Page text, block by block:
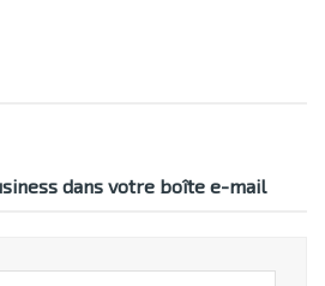
dans votre boîte e-mail